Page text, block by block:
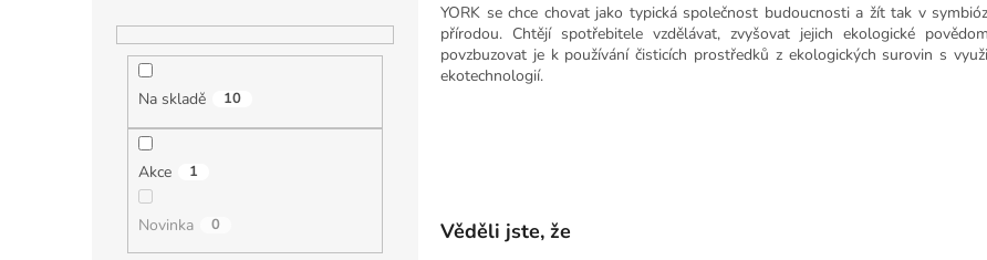
Na skladě 10
Akce 1
Novinka 0
YORK se chce chovat jako typická společnost budoucnosti a žít tak v
přírodou. Chtějí spotřebitele vzdělávat, zvyšovat jejich ekologické
povzbuzovat je k používání čisticích prostředků z ekologických surovin s
ekotechnologií.
Věděli jste, že